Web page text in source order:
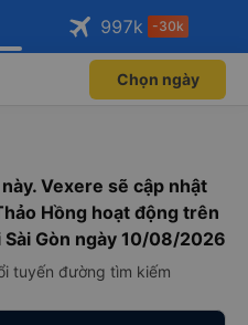
ngay!
viên độc
Mở app
máy bay qua
Mở app
997k -30k
Chọn ngày
Vexere sẽ cập nhật
Hồng hoạt động trên
Gòn ngày 10/08/2026
tuyến đường tìm kiếm